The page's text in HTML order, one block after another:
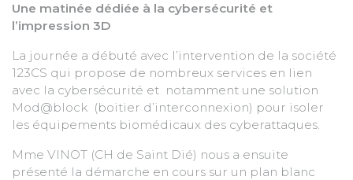
Une matinée dédiée à la cybersécurité et
l’impression 3D
La journée a débuté avec l’intervention de la société
123CS qui propose de nombreux services en lien
avec la cybersécurité et notamment une solution
Mod@block (boitier d’interconnexion) pour isoler
les équipements biomédicaux des cyberattaques.
Mme VINOT (CH de Saint Dié) nous a ensuite
présenté la démarche en cours sur un plan blanc